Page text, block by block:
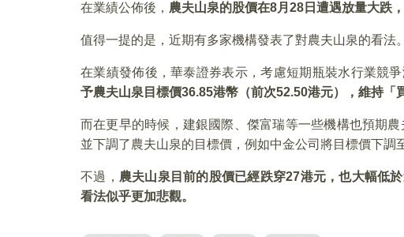
在業績公佈後， 農夫山泉的股價在8月28 日遭遇放量大跌
值得一提的是，近期有多家機構發表了對農夫山泉的看法。
在業績發佈後，華泰證券表示，考慮短期瓶裝水行業競爭
予農夫山泉目標價36.85港幣（前次52.50港元），維持「
而在更早的時候，建銀國際、傑富瑞等一些機構也預期
並下調了農夫山泉的目標價，例如中金公司將目標價下調
不過， 農夫山泉目前的股價已經跌穿27港元，也大幅低
看法似乎更加悲觀。